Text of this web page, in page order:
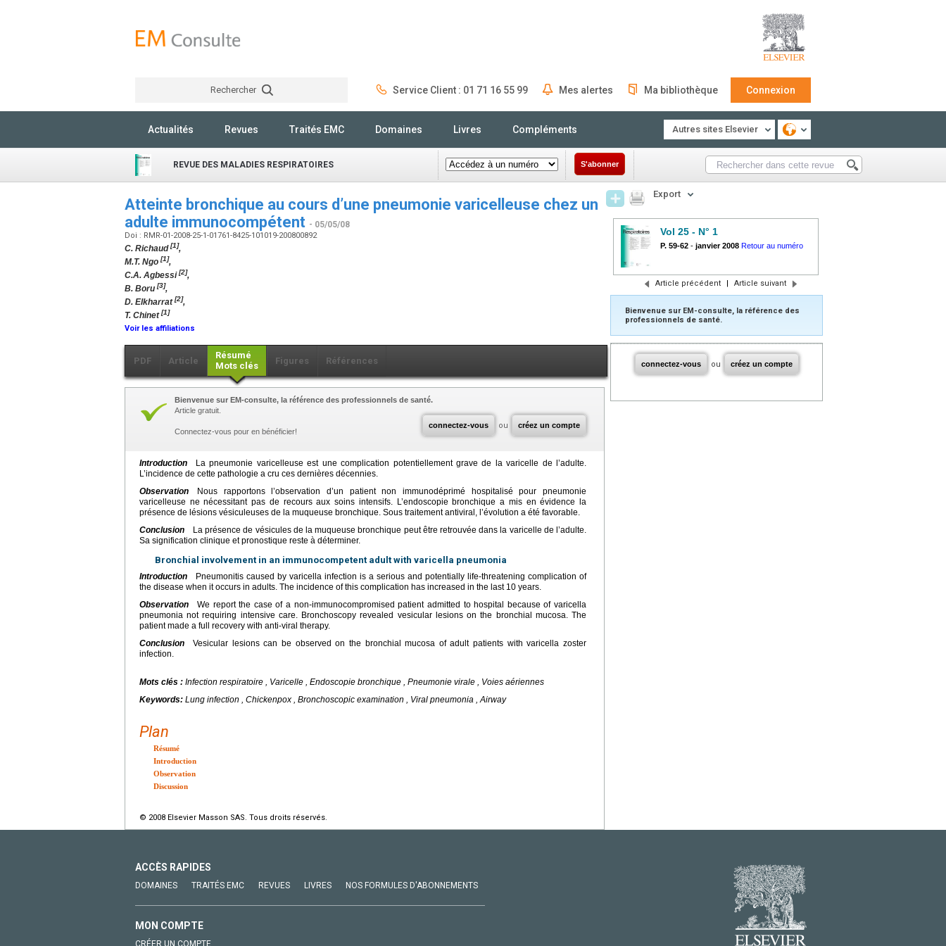
Rechercher Service Client : 01 71 16 55 99 Mes alertes Ma bibliothèque Connexion
Actualités Revues Traités EMC Domaines Livres Compléments Autres sites Elsevier
REVUE DES MALADIES RESPIRATOIRES S'abonner
Atteinte bronchique au cours d’une pneumonie varicelleuse chez un
adulte immunocompétent - 05/05/08
Doi : RMR-01-2008-25-1-01761-8425-101019-200800892
C. Richaud[1],
M.T. Ngo [1],
C.A. Agbessi[2],
B. Boru [3],
D. Elkharrat[2],
T. Chinet[1]
Voir les affiliations
PDF Article
Résumé
Mots clés
Figures Références
connectez-vous ou créez un compte
Bienvenue sur EM-consulte, la référence des professionnels de santé.
Article gratuit.
Connectez-vous pour en bénéficier!
Introduction La pneumonie varicelleuse est une complication potentiellement grave de la varicelle de l’adulte.
L’incidence de cette pathologie a cru ces dernières décennies.
Observation Nous rapportons l’observation d’un patient non immunodéprimé hospitalisé pour pneumonie
varicelleuse ne nécessitant pas de recours aux soins intensifs. L’endoscopie bronchique a mis en évidence la
présence de lésions vésiculeuses de la muqueuse bronchique. Sous traitement antiviral, l’évolution a été favorable.
Conclusion La présence de vésicules de la muqueuse bronchique peut être retrouvée dans la varicelle de l’adulte.
Sa signification clinique et pronostique reste à déterminer.
Bronchial involvement in an immunocompetent adult with varicella pneumonia
Introduction Pneumonitis caused by varicella infection is a serious and potentially life-threatening complication of
the disease when it occurs in adults. The incidence of this complication has increased in the last 10 years.
Observation We report the case of a non-immunocompromised patient admitted to hospital because of varicella
pneumonia not requiring intensive care. Bronchoscopy revealed vesicular lesions on the bronchial mucosa. The
patient made a full recovery with anti-viral therapy.
Conclusion Vesicular lesions can be observed on the bronchial mucosa of adult patients with varicella zoster
infection.
Mots clés : Infection respiratoire , Varicelle , Endoscopie bronchique , Pneumonie virale , Voies aériennes
Keywords: Lung infection , Chickenpox , Bronchoscopic examination , Viral pneumonia , Airway
Plan
Résumé
Introduction
Observation
Discussion
© 2008 Elsevier Masson SAS. Tous droits réservés.
Export
Vol 25 - N° 1
P. 59-62 - janvier 2008 Retour au numéro
Article précédent | Article suivant
Bienvenue sur EM-consulte, la référence des
professionnels de santé.
connectez-vous ou créez un compte
ACCÈS RAPIDES
DOMAINES TRAITÉS EMC REVUES LIVRES NOS FORMULES D'ABONNEMENTS
MON COMPTE
CRÉER UN COMPTE